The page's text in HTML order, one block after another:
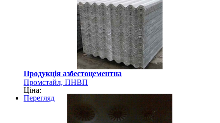
Продукція азбестоцементна
Промстайл, ПНВП
Ціна:
Перегляд